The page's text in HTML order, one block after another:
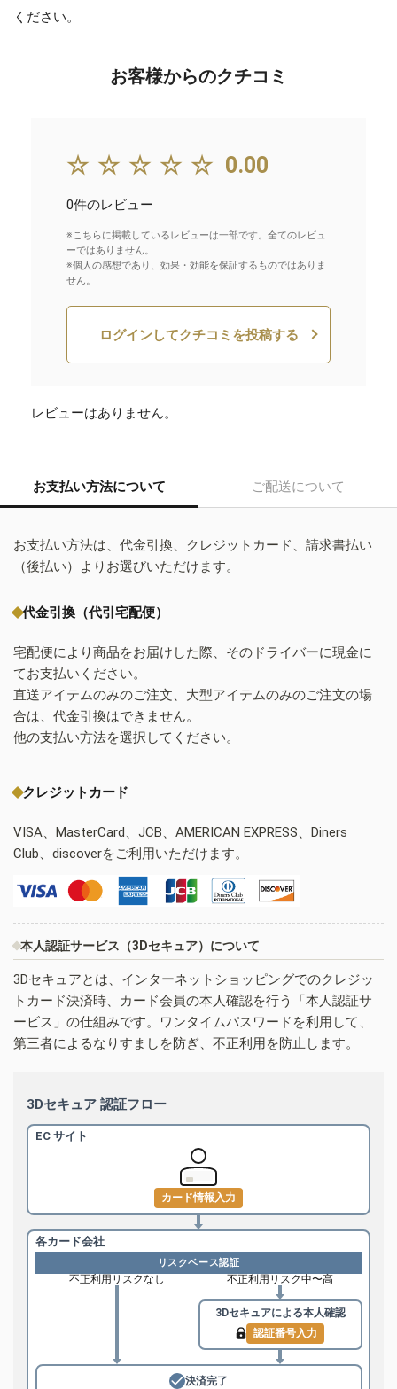
ください。
お客様からのクチコミ
☆☆☆☆☆ 0.00
0件のレビュー
※こちらに掲載しているレビューは一部です。全てのレビュ
ーではありません。
※個人の感想であり、効果・効能を保証するものではありま
せん。
ログインしてクチコミを投稿する
レビューはありません。
お支払い方法について ご配送について
お支払い方法は、代金引換、クレジットカード、請求書払い
（後払い）よりお選びいただけます。
代金引換（代引宅配便）
宅配便により商品をお届けした際、そのドライバーに現金に
てお支払いください。
直送アイテムのみのご注文、大型アイテムのみのご注文の場
合は、代金引換はできません。
他の支払い方法を選択してください。
クレジットカード
VISA、MasterCard、JCB、AMERICAN EXPRESS、Diners
Club、discoverをご利用いただけます。
本人認証サービス（3Dセキュア）について
3Dセキュアとは、インターネットショッピングでのクレジッ
トカード決済時、カード会員の本人確認を行う「本人認証サ
ービス」の仕組みです。ワンタイムパスワードを利用して、
第三者によるなりすましを防ぎ、不正利用を防止します。
3Dセキュア 認証フロー
EC サイト
カード情報入力
各カード会社
リスクベース認証
不正利用リスクなし 不正利用リスク中〜高
3Dセキュアによる本人確認
認証番号入力
決済完了